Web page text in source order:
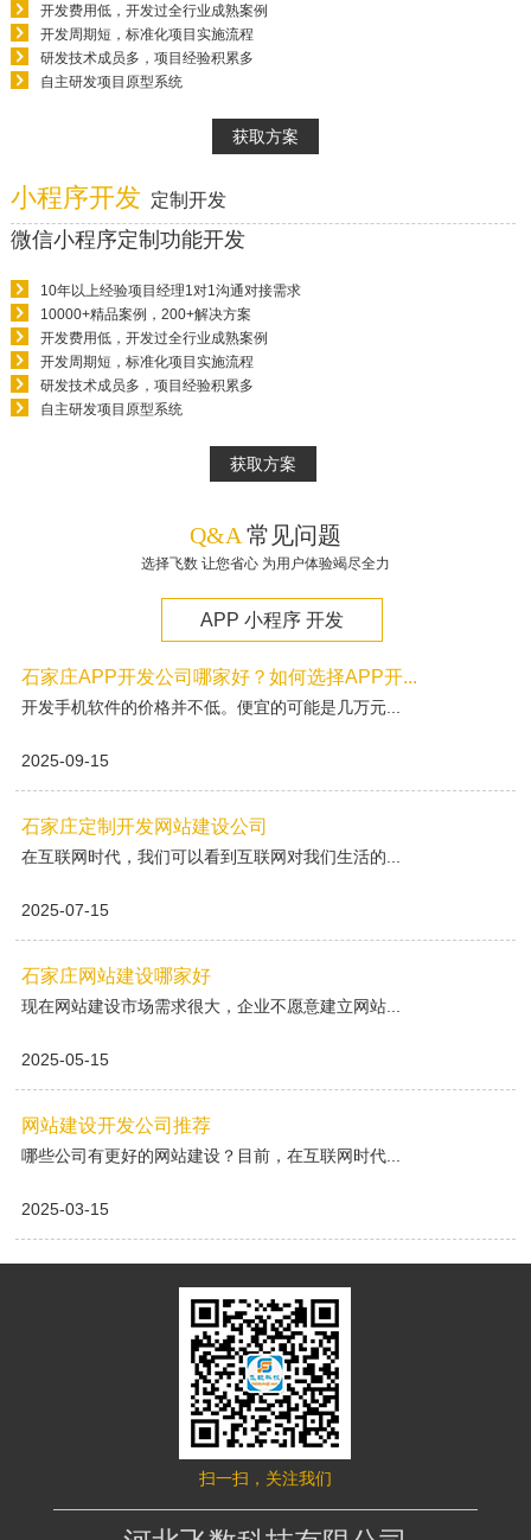
开发费用低，开发过全行业成熟案例
开发周期短，标准化项目实施流程
研发技术成员多，项目经验积累多
自主研发项目原型系统
获取方案
小程序开发 定制开发
微信小程序定制功能开发
10年以上经验项目经理1对1沟通对接需求
10000+精品案例，200+解决方案
开发费用低，开发过全行业成熟案例
开发周期短，标准化项目实施流程
研发技术成员多，项目经验积累多
自主研发项目原型系统
获取方案
Q&A 常见问题
选择飞数 让您省心 为用户体验竭尽全力
APP 小程序 开发
石家庄APP开发公司哪家好？如何选择APP开...
开发手机软件的价格并不低。便宜的可能是几万元...
2025-09-15
石家庄定制开发网站建设公司
在互联网时代，我们可以看到互联网对我们生活的...
2025-07-15
石家庄网站建设哪家好
现在网站建设市场需求很大，企业不愿意建立网站...
2025-05-15
网站建设开发公司推荐
哪些公司有更好的网站建设？目前，在互联网时代...
2025-03-15
扫一扫，关注我们